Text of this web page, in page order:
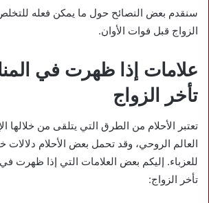
سنقدم بعض النصائح حول ما يمكن فعله
الزواج قبل فوات الأوان.
علامات إذا ظهرت في
تأخر الزواج
تعتبر الأحلام من الطرق التي يتلقى من خلالها
العالم الروحي، وقد تحمل بعض الأحلام دلالات
للعزباء. إليكم بعض العلامات التي إذا ظهرت
تأخر الزواج: